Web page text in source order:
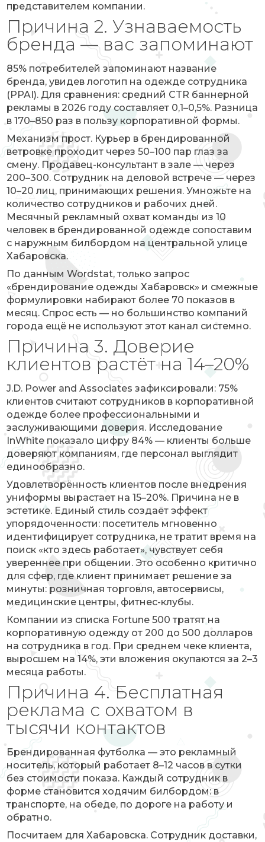
представителем компании.
Причина 2. Узнаваемость
бренда — вас запоминают
85% потребителей запоминают название
бренда, увидев логотип на одежде сотрудника
(PPAI). Для сравнения: средний CTR баннерной
рекламы в 2026 году составляет 0,1–0,5%. Разница
в 170–850 раз в пользу корпоративной формы.
Механизм прост. Курьер в брендированной
ветровке проходит через 50–100 пар глаз за
смену. Продавец-консультант в зале — через
200–300. Сотрудник на деловой встрече — через
10–20 лиц, принимающих решения. Умножьте на
количество сотрудников и рабочих дней.
Месячный рекламный охват команды из 10
человек в брендированной одежде сопоставим
с наружным билбордом на центральной улице
Хабаровска.
По данным Wordstat, только запрос
«брендирование одежды Хабаровск» и смежные
формулировки набирают более 70 показов в
месяц. Спрос есть — но большинство компаний
города ещё не используют этот канал системно.
Причина 3. Доверие
клиентов растёт на 14–20%
J.D. Power and Associates зафиксировали: 75%
клиентов считают сотрудников в корпоративной
одежде более профессиональными и
заслуживающими доверия. Исследование
InWhite показало цифру 84% — клиенты больше
доверяют компаниям, где персонал выглядит
единообразно.
Удовлетворённость клиентов после внедрения
униформы вырастает на 15–20%. Причина не в
эстетике. Единый стиль создаёт эффект
упорядоченности: посетитель мгновенно
идентифицирует сотрудника, не тратит время на
поиск «кто здесь работает», чувствует себя
увереннее при общении. Это особенно критично
для сфер, где клиент принимает решение за
минуты: розничная торговля, автосервисы,
медицинские центры, фитнес-клубы.
Компании из списка Fortune 500 тратят на
корпоративную одежду от 200 до 500 долларов
на сотрудника в год. При среднем чеке клиента,
выросшем на 14%, эти вложения окупаются за 2–3
месяца работы.
Причина 4. Бесплатная
реклама с охватом в
тысячи контактов
Брендированная футболка — это рекламный
носитель, который работает 8–12 часов в сутки
без стоимости показа. Каждый сотрудник в
форме становится ходячим билбордом: в
транспорте, на обеде, по дороге на работу и
обратно.
Посчитаем для Хабаровска. Сотрудник доставки,